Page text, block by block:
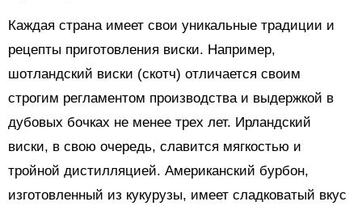
Каждая страна имеет свои уникальные традиции и
рецепты приготовления виски. Например,
шотландский виски (скотч) отличается своим
строгим регламентом производства и выдержкой в
дубовых бочках не менее трех лет. Ирландский
виски, в свою очередь, славится мягкостью и
тройной дистилляцией. Американский бурбон,
изготовленный из кукурузы, имеет сладковатый вкус